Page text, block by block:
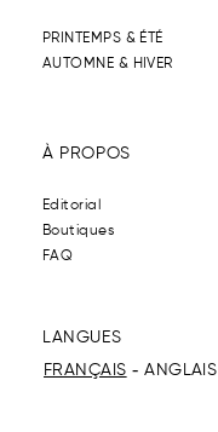
À PROPOS
Editorial
Boutiques
FAQ
PRINTEMPS & ÉTÉ
AUTOMNE & HIVER
LANGUES
FRANÇAIS
ANGLAIS